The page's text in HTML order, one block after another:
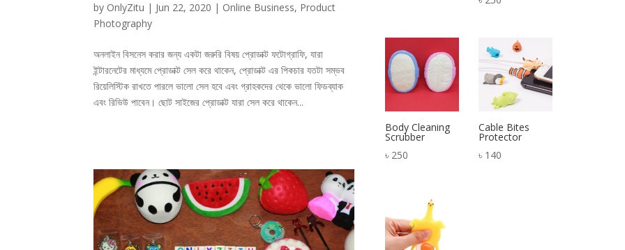
by OnlyZitu | Jun 22, 2020 | Online Business, Product
Photography
অনলাইন বিসনেস করার জন্য একটা জরুরি বিষয় প্রোডাক্ট ফটোগ্রাফি, যারা
ইন্টারনেটের মাধ্যমে প্রোডাক্ট সেল করে থাকেন, প্রোডাক্ট এর পিকচার যতটা সম্ভব
রিয়েলিস্টিক রাখতে পারলে ভালো সেল হবে এবং গ্রাহকদের থেকে ভালো ফিডব্যাক
এবং রিভিউ পাবেন। ছোট সাইজের প্রোডাক্ট যারা সেল করে থাকেন...
Body Cleaning
Scrubber
৳ 250
Cable Bites
Protector
৳ 140